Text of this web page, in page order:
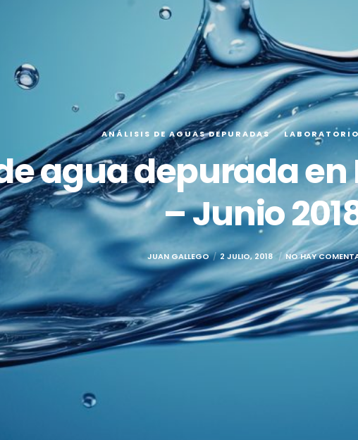
ANÁLISIS DE AGUAS DEPURADAS LABORATORIO
agua depurada en
– Junio
JUAN GALLEGO 2 JULIO, 2018 NO HAY